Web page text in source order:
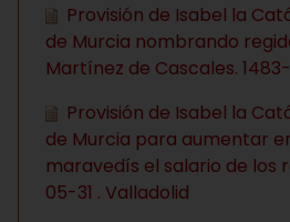
Provisión de Isabel la
de Murcia nombrando
Martínez de Cascales.
Provisión de Isabel la
de Murcia para aumentar
maravedís el salario de los
05-31 . Valladolid